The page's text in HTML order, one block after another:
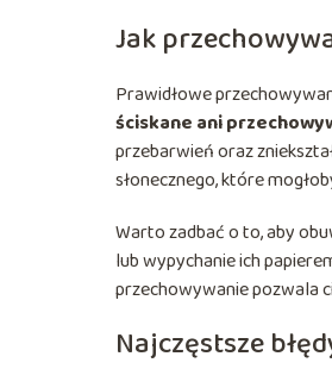
Jak
Prawidłowe
ściskane ani
przebarwień oraz
słonecznego, które
Warto zadbać o to, aby
lub wypychanie ich
przechowywanie pozwala
Najczęstsze